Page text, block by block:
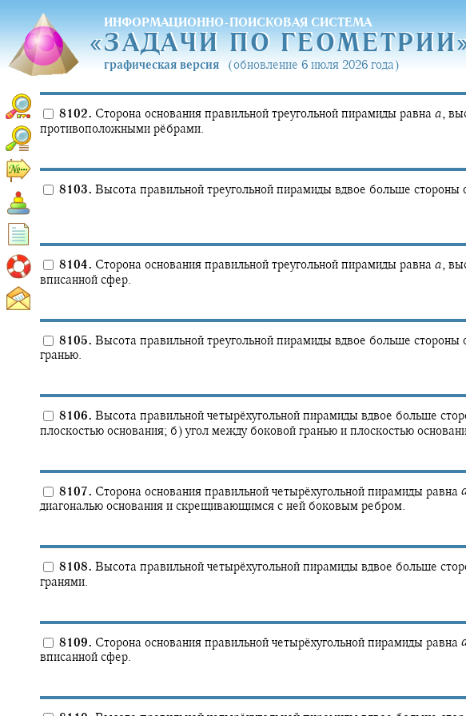
ИНФОРМАЦИОННО-ПОИСКОВАЯ СИСТЕМА
«ЗАДАЧИ ПО ГЕОМЕТРИ
«ЗАДАЧИ ПО ГЕОМЕТРИ
графическая версия (обновление 6 июля 2026 года)
8102. Сторона основания правильной треугольной пирамиды равна a,
противоположными рёбрами.
8103. Высота правильной треугольной пирамиды вдвое больше
8104. Сторона основания правильной треугольной пирамиды равна a,
вписанной сфер.
8105. Высота правильной треугольной пирамиды вдвое больше
гранью.
8106. Высота правильной четырёхугольной пирамиды вдвое больше
плоскостью основания; б) угол между боковой гранью и плоскостью
8107. Сторона основания правильной четырёхугольной пирамиды равна
диагональю основания и скрещивающимся с ней боковым ребром.
8108. Высота правильной четырёхугольной пирамиды вдвое больше
гранями.
8109. Сторона основания правильной четырёхугольной пирамиды равна
вписанной сфер.